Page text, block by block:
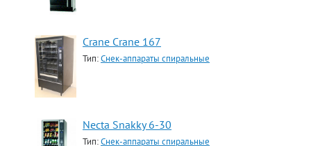
Crane Crane 167
Тип:Снек-аппараты спиральные
Necta Snakky 6-30
Тип:Снек-аппараты спиральные